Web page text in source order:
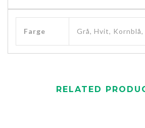
Farge Grå, Hvit, Kornblå,
RELATED